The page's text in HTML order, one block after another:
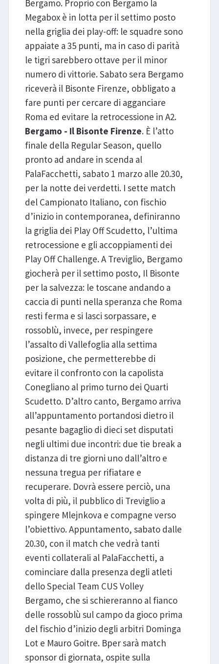
Bergamo. Proprio con Bergamo la
Megabox è in lotta per il settimo posto
nella griglia dei play-off: le squadre sono
appaiate a 35 punti, ma in caso di parità
le tigri sarebbero ottave per il minor
numero di vittorie. Sabato sera Bergamo
riceverà il Bisonte Firenze, obbligato a
fare punti per cercare di agganciare
Roma ed evitare la retrocessione in A2.
Bergamo - Il Bisonte Firenze. È l’atto
finale della Regular Season, quello
pronto ad andare in scenda al
PalaFacchetti, sabato 1 marzo alle 20.30,
per la notte dei verdetti. I sette match
del Campionato Italiano, con fischio
d’inizio in contemporanea, definiranno
la griglia dei Play Off Scudetto, l’ultima
retrocessione e gli accoppiamenti dei
Play Off Challenge. A Treviglio, Bergamo
giocherà per il settimo posto, Il Bisonte
per la salvezza: le toscane andando a
caccia di punti nella speranza che Roma
resti ferma e si lasci sorpassare, e
rossoblù, invece, per respingere
l’assalto di Vallefoglia alla settima
posizione, che permetterebbe di
evitare il confronto con la capolista
Conegliano al primo turno dei Quarti
Scudetto. D’altro canto, Bergamo arriva
all’appuntamento portandosi dietro il
pesante bagaglio di dieci set disputati
negli ultimi due incontri: due tie break a
distanza di tre giorni uno dall’altro e
nessuna tregua per rifiatare e
recuperare. Dovrà essere perciò, una
volta di più, il pubblico di Treviglio a
spingere Mlejnkova e compagne verso
l’obiettivo. Appuntamento, sabato dalle
20.30, con il match che vedrà tanti
eventi collaterali al PalaFacchetti, a
cominciare dalla presenza degli atleti
dello Special Team CUS Volley
Bergamo, che si schiereranno al fianco
delle rossoblù sul campo da gioco prima
del fischio d’inizio degli arbitri Dominga
Lot e Mauro Goitre. Bper sarà match
sponsor di giornata, ospite sulla